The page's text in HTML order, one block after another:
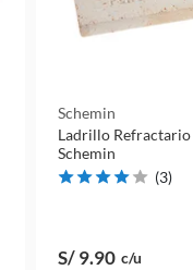
Schemin
Ladrillo
Schemin
(3)
S/ 9.90 c/u